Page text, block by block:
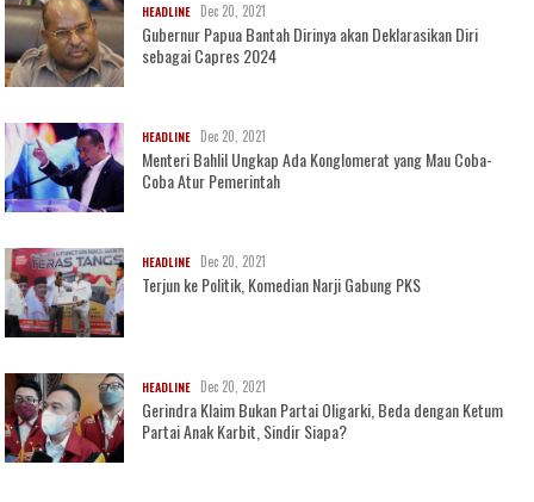
HEADLINE Dec 20, 2021
Gubernur Papua Bantah Dirinya akan Deklarasikan Diri
sebagai Capres 2024
HEADLINE Dec 20, 2021
Menteri Bahlil Ungkap Ada Konglomerat yang Mau Coba-
Coba Atur Pemerintah
HEADLINE Dec 20, 2021
Terjun ke Politik, Komedian Narji Gabung PKS
HEADLINE Dec 20, 2021
Gerindra Klaim Bukan Partai Oligarki, Beda dengan Ketum
Partai Anak Karbit, Sindir Siapa?